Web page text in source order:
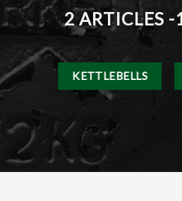
2 ARTICLES
KETTLEBELLS